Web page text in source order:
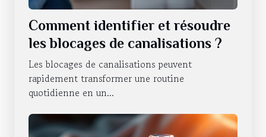
Comment identifier et résoudre
les blocages de canalisations ?
Les blocages de canalisations peuvent
rapidement transformer une routine
quotidienne en un...